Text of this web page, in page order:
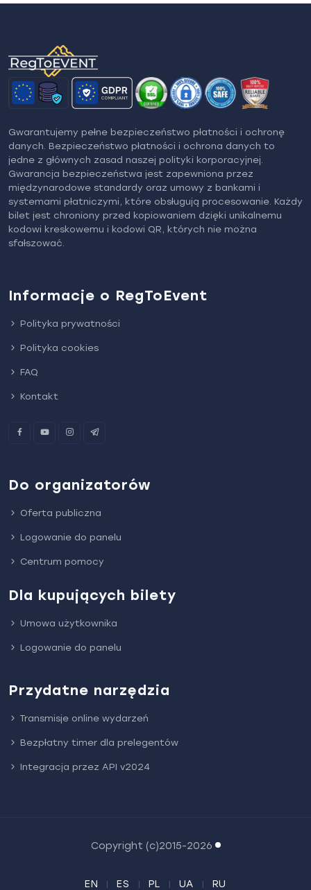
Gwarantujemy pełne bezpieczeństwo płatności i ochronę
danych. Bezpieczeństwo płatności i ochrona danych to
jedne z głównych zasad naszej polityki korporacyjnej.
Gwarancja bezpieczeństwa jest zapewniona przez
międzynarodowe standardy oraz umowy z bankami i
systemami płatniczymi, które obsługują procesowanie. Każdy
bilet jest chroniony przed kopiowaniem dzięki unikalnemu
kodowi kreskowemu i kodowi QR, których nie można
sfałszować.
Informacje o RegToEvent
Polityka prywatności
Polityka cookies
FAQ
Kontakt
Do organizatorów
Oferta publiczna
Logowanie do panelu
Centrum pomocy
Dla kupujących bilety
Umowa użytkownika
Logowanie do panelu
Przydatne narzędzia
Transmisje online wydarzeń
Bezpłatny timer dla prelegentów
Integracja przez API v2024
Copyright (c)2015-2026
EN ES PL UA RU